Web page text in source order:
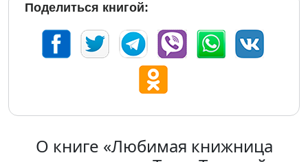
Поделиться книгой:
О книге «Любимая книжница